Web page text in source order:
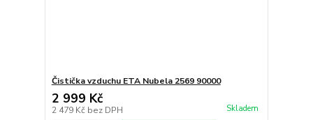
Čistička vzduchu ETA Nubela 2569 90000
2 999 Kč
2 479 Kč bez DPH Skladem